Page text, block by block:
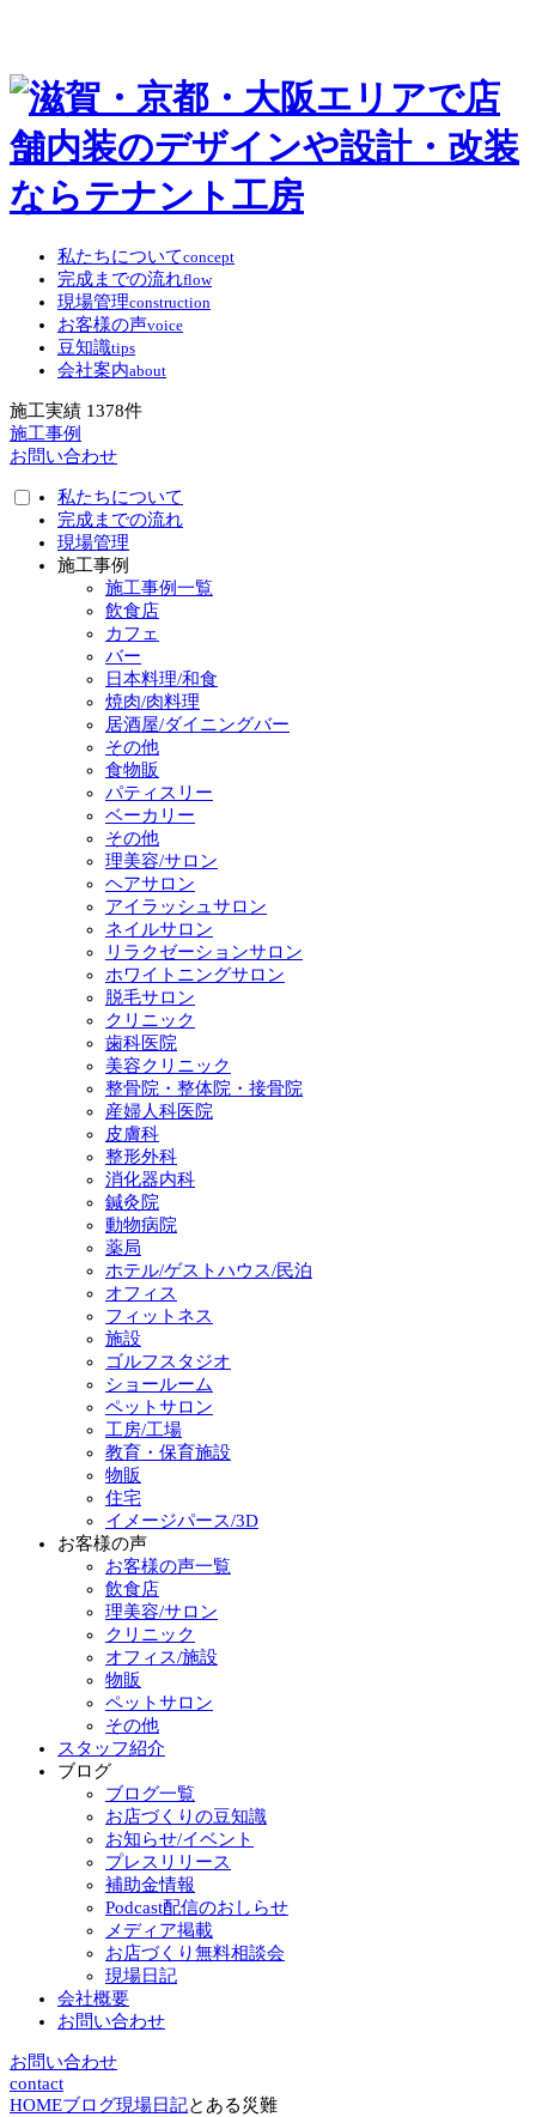
私たちについてconcept
完成までの流れflow
現場管理construction
お客様の声voice
豆知識tips
会社案内about
施工実績 1378件
施工事例
お問い合わせ
私たちについて
完成までの流れ
現場管理
施工事例
施工事例一覧
飲食店
カフェ
バー
日本料理/和食
焼肉/肉料理
居酒屋/ダイニングバー
その他
食物販
パティスリー
ベーカリー
その他
理美容/サロン
ヘアサロン
アイラッシュサロン
ネイルサロン
リラクゼーションサロン
ホワイトニングサロン
脱毛サロン
クリニック
歯科医院
美容クリニック
整骨院・整体院・接骨院
産婦人科医院
皮膚科
整形外科
消化器内科
鍼灸院
動物病院
薬局
ホテル/ゲストハウス/民泊
オフィス
フィットネス
施設
ゴルフスタジオ
ショールーム
ペットサロン
工房/工場
教育・保育施設
物販
住宅
イメージパース/3D
お客様の声
お客様の声一覧
飲食店
理美容/サロン
クリニック
オフィス/施設
物販
ペットサロン
その他
スタッフ紹介
ブログ
ブログ一覧
お店づくりの豆知識
お知らせ/イベント
プレスリリース
補助金情報
Podcast配信のおしらせ
メディア掲載
お店づくり無料相談会
現場日記
会社概要
お問い合わせ
お問い合わせ
contact
HOMEブログ現場日記とある災難